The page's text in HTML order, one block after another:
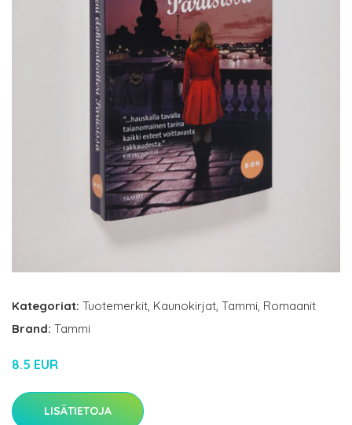
Kategoriat: Tuotemerkit, Kaunokirjat, Tammi, Romaanit
Brand: Tammi
8.5 EUR
LISÄTIETOJA